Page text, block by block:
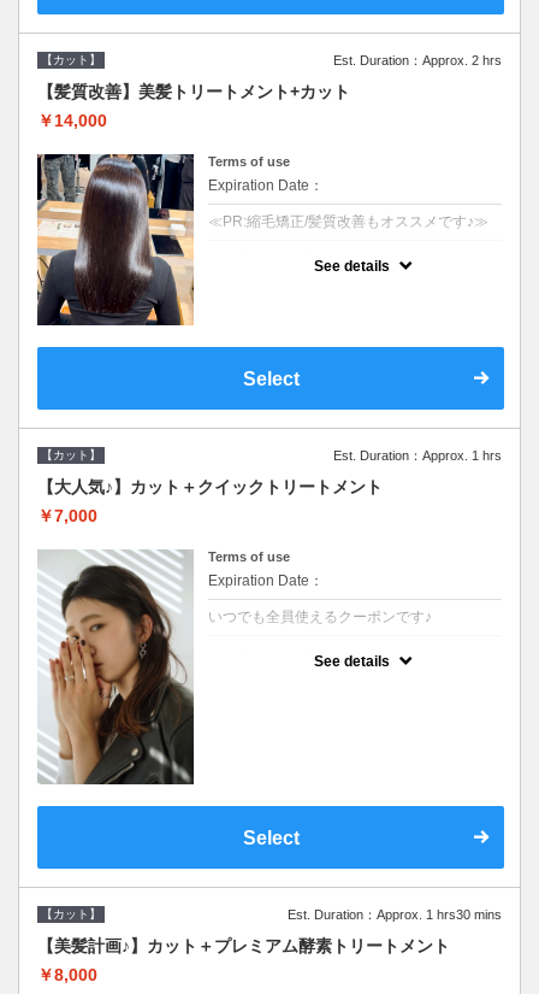
【カット】 Est. Duration：Approx. 2 hrs
【髪質改善】美髪トリートメント+カット
￥14,000
Terms of use
Expiration Date：
≪PR:縮毛矯正/髪質改善もオススメです♪≫
See details
Select
【カット】 Est. Duration：Approx. 1 hrs
【大人気♪】カット＋クイックトリートメント
￥7,000
Terms of use
Expiration Date：
いつでも全員使えるクーポンです♪
See details
Select
【カット】 Est. Duration：Approx. 1 hrs30 mins
【美髪計画♪】カット＋プレミアム酵素トリートメント
￥8,000